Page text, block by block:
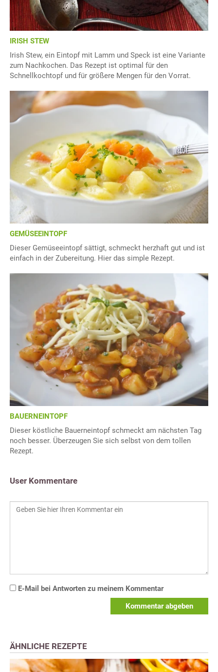
IRISH STEW
Irish Stew, ein Eintopf mit Lamm und Speck ist eine Variante
zum Nachkochen. Das Rezept ist optimal für den
Schnellkochtopf und für größere Mengen für den Vorrat.
GEMÜSEEINTOPF
Dieser Gemüseeintopf sättigt, schmeckt herzhaft gut und ist
einfach in der Zubereitung. Hier das simple Rezept.
BAUERNEINTOPF
Dieser köstliche Bauerneintopf schmeckt am nächsten Tag
noch besser. Überzeugen Sie sich selbst von dem tollen
Rezept.
User Kommentare
E-Mail bei Antworten zu meinem Kommentar
Kommentar abgeben
ÄHNLICHE REZEPTE